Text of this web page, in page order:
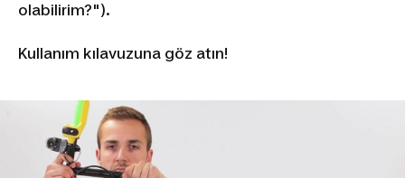
olabilirim?").
Kullanım kılavuzuna göz atın!